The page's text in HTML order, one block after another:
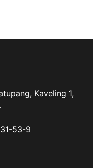
Kaveling 1,
53-9